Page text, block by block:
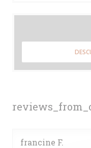
francine F